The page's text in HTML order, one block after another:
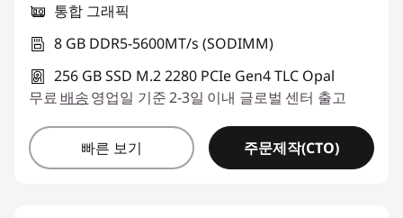
통합 그래픽
8 GB DDR5-5600MT/s (SODIMM)
256 GB SSD M.2 2280 PCIe Gen4 TLC Opal
무료 배송영업일 기준 2-3일 이내 글로벌 센터 출고
빠른 보기 주문제작(CTO)